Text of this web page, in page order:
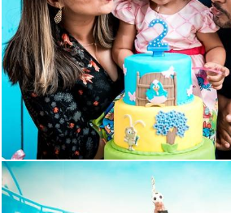
1075 47